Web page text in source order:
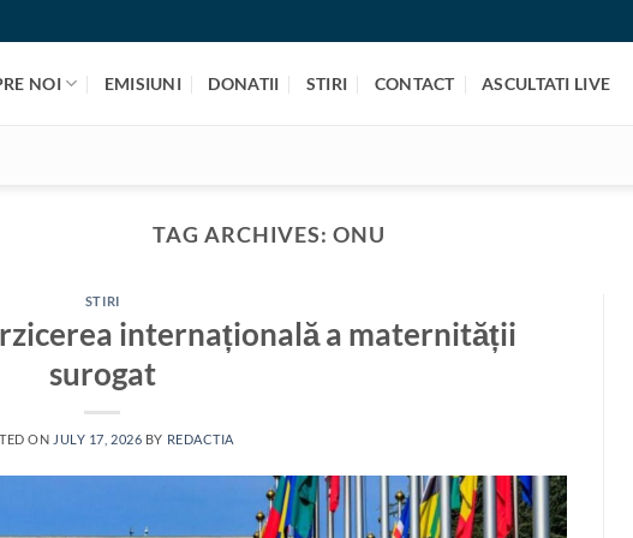
NOI EMISIUNI DONATII STIRI CONTACT ASCULTATI LIVE
TAG ARCHIVES:ONU
STIRI
internațională a maternității
surogat
ON JULY 17, 2026 BY REDACTIA